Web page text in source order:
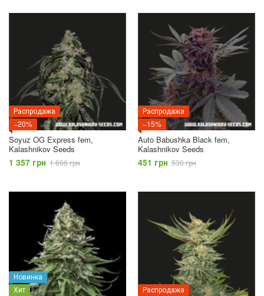
Распродажа
−20%
Soyuz OG Express fem,
Kalashnikov Seeds
1 357 грн 1 696 грн
Распродажа
−15%
Auto Babushka Black fem,
Kalashnikov Seeds
451 грн 530 грн
Новинка
Хит
Распродажа